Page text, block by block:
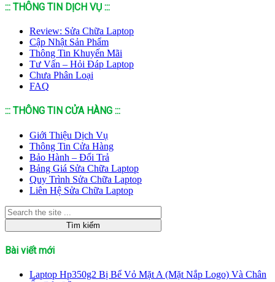
::: THÔNG TIN DỊCH VỤ :::
Review: Sửa Chữa Laptop
Cập Nhật Sản Phẩm
Thông Tin Khuyến Mãi
Tư Vấn – Hỏi Đáp Laptop
Chưa Phân Loại
FAQ
::: THÔNG TIN CỬA HÀNG :::
Giới Thiệu Dịch Vụ
Thông Tin Cửa Hàng
Bảo Hành – Đổi Trả
Bảng Giá Sửa Chữa Laptop
Quy Trình Sửa Chữa Laptop
Liên Hệ Sửa Chữa Laptop
Bài viết mới
Laptop Hp350g2 Bị Bể Vỏ Mặt A (Mặt Nắp Logo) Và Chân